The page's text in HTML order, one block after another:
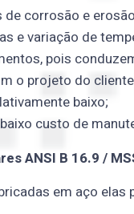
corrosão e erosão
e variação de
pois
o projeto do cliente
baixo;
custo de
ANSI B 16.9 /
em aço